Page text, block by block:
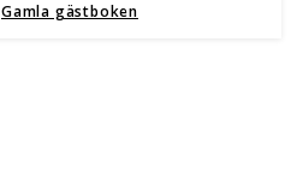
Gamla gästboken